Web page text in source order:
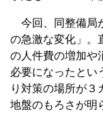
今回、同整備局
の急激な変化」。
の人件費の増加や
必要になったとい
り対策の場所が３
地盤のもろさが明